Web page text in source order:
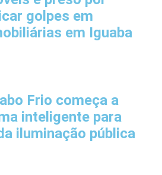
golpes em
em Iguaba
Frio começa a
inteligente para
iluminação pública